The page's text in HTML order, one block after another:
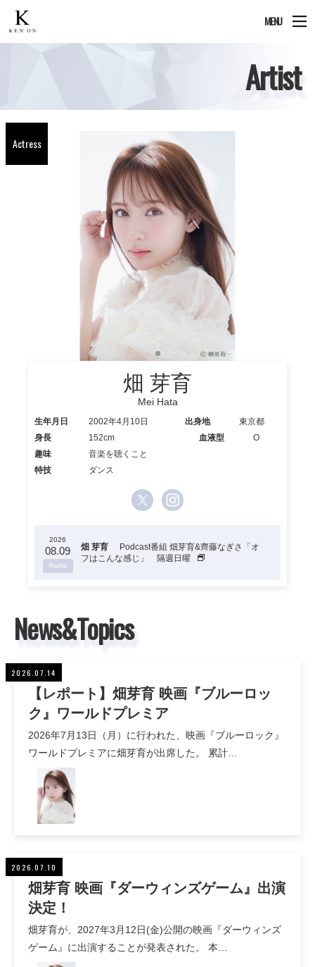
MENU
Artist
Actress
畑 芽育
Mei Hata
生年月日 2002年4月10日 出身地
東京都
身長
152cm 血液型
O
趣味
音楽を聴くこと
特技
ダンス
2026
09.06
Radio
畑 芽育
Podcast番組 畑芽育&齊藤なぎさ「オ
フはこんな感じ」 隔週日曜
2026
08.07
Movie
畑 芽育・野村 康太
映画「ブルーロック」
帝襟アンリ 役
2026
08.09
Radio
畑 芽育
Podcast番組 畑芽育&齊藤なぎさ「オ
フはこんな感じ」 隔週日曜
2026
08.10
Radio
畑 芽育
「畑芽育とFUN Time」 ニッポン放
送 18:50～19:20
2026
08.11
TV
畑 芽育
「夜の音-TOKYO MIDNIGHT
MUSIC-」 日本テレビ系 24:24～24:54 MC出
演
2026
08.16
Radio
畑 芽育
Podcast番組 畑芽育&齊藤なぎさ「オ
フはこんな感じ」 隔週日曜
2026
08.17
Radio
畑 芽育
「畑芽育とFUN Time」 ニッポン放
送 18:50～19:20
2026
08.18
TV
畑 芽育
「夜の音-TOKYO MIDNIGHT
MUSIC-」 日本テレビ系 24:24～24:54 MC出
演
2026
08.23
Radio
畑 芽育
Podcast番組 畑芽育&齊藤なぎさ「オ
フはこんな感じ」 隔週日曜
2026
08.24
Radio
畑 芽育
「畑芽育とFUN Time」 ニッポン放
送 18:50～19:20
2026
08.25
TV
畑 芽育
「夜の音-TOKYO MIDNIGHT
MUSIC-」 日本テレビ系 24:24～24:54 MC出
演
2026
08.30
Radio
畑 芽育
Podcast番組 畑芽育&齊藤なぎさ「オ
フはこんな感じ」 隔週日曜
2026
08.31
Radio
畑 芽育
「畑芽育とFUN Time」 ニッポン放
送 18:50～19:20
2026
09.01
TV
畑 芽育
「夜の音-TOKYO MIDNIGHT
MUSIC-」 日本テレビ系 24:24～24:54 MC出
演
2026
09.06
Radio
畑 芽育
Podcast番組 畑芽育&齊藤なぎさ「オ
フはこんな感じ」 隔週日曜
2026
08.07
Movie
畑 芽育・野村 康太
映画「ブルーロック」
帝襟アンリ 役
News&Topics
2026.07.14
【レポート】畑芽育 映画『ブルーロッ
ク』ワールドプレミア
2026年7月13日（月）に行われた、映画『ブルーロック』
ワールドプレミアに畑芽育が出席した。 累計…
2026.07.10
畑芽育 映画『ダーウィンズゲーム』出演
決定！
畑芽育が、2027年3月12日(金)公開の映画『ダーウィンズ
ゲーム』に出演することが発表された。 本…